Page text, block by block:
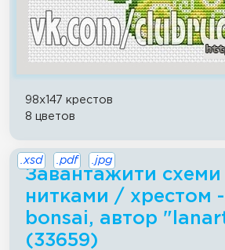
98x147 крестов
8 цветов
Завантажити
нитками / хрестом
bonsai, автор
(33659)
.xsd .pdf .jpg